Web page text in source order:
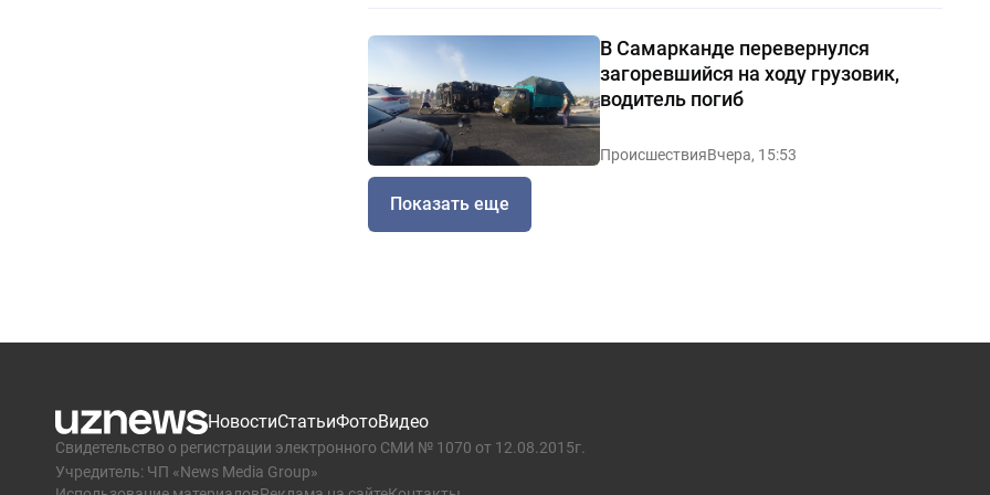
В Самарканде перевернулся
загоревшийся на ходу грузовик,
водитель погиб
ПроисшествияВчера, 15:53
Показать еще
НовостиСтатьиФотоВидео
Свидетельство о регистрации электронного СМИ № 1070 от 12.08.2015г.
Учредитель: ЧП «News Media Group»